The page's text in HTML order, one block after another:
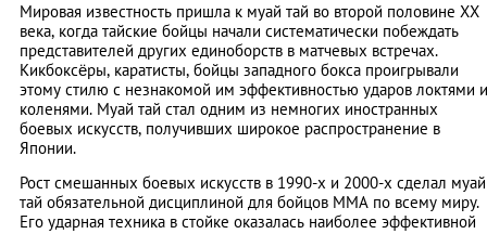
Мировая известность пришла к муай тай во второй половине XX
века, когда тайские бойцы начали систематически побеждать
представителей других единоборств в матчевых встречах.
Кикбоксёры, каратисты, бойцы западного бокса проигрывали
этому стилю с незнакомой им эффективностью ударов локтями и
коленями. Муай тай стал одним из немногих иностранных
боевых искусств, получивших широкое распространение в
Японии.
Рост смешанных боевых искусств в 1990-х и 2000-х сделал муай
тай обязательной дисциплиной для бойцов MMA по всему миру.
Его ударная техника в стойке оказалась наиболее эффективной